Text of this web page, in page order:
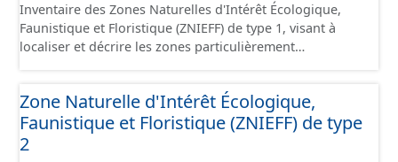
Inventaire des Zones Naturelles d'Intérêt Écologique,
Faunistique et Floristique (ZNIEFF) de type 1, visant à
localiser et décrire les zones particulièrement
souvent de petite taille, de grand intérêt biologique ou
écologique, abritant des espèces animales ou végétales
patrimoniales clairement identifiées.
Zone Naturelle d'Intérêt Écologique,
Faunistique et Floristique (ZNIEFF) de type
2